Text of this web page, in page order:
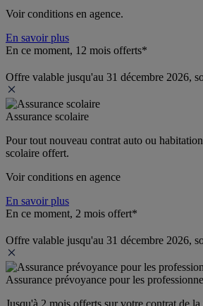
Voir conditions en agence.
En savoir plus
En ce moment, 12 mois offerts*
Offre valable jusqu'au 31 décembre 2026,
Assurance scolaire
Pour tout nouveau contrat auto ou
scolaire offert.
Voir conditions en agence
En savoir plus
En ce moment, 2 mois offert*
Offre valable jusqu'au 31 décembre 2026,
Assurance prévoyance pour les
Jusqu'à 2 mois offerts sur votre contrat de